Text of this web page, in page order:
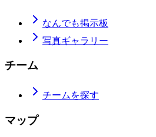
なんでも掲示板
写真ギャラリー
チーム
チームを探す
マップ